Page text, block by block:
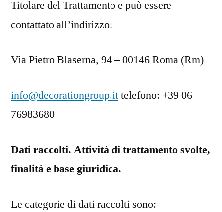
Titolare del Trattamento e può essere
contattato all’indirizzo:
Via Pietro Blaserna, 94 – 00146 Roma (Rm)
info@decorationgroup.ittelefono: +39 06
76983680
Dati raccolti. Attività di trattamento svolte,
finalità e base giuridica.
Le categorie di dati raccolti sono: